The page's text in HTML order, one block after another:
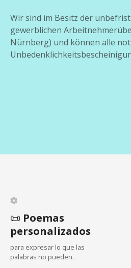
Wir sind im Besitz der
gewerblichen
Nürnberg) und können alle
📜 Poemas
personalizados
para expresar lo que las
palabras no pueden.